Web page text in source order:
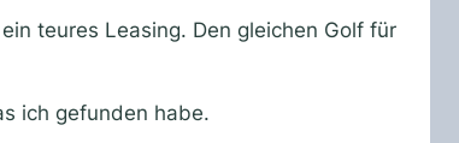
teures Leasing. Den gleichen Golf für
ich gefunden habe.